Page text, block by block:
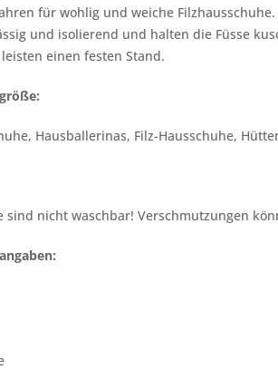
für wohlig und weiche
und isolierend und halten die Füsse
einen festen Stand.
Hausballerinas, Filz-Hausschuhe,
sind nicht waschbar! Verschmutzungen